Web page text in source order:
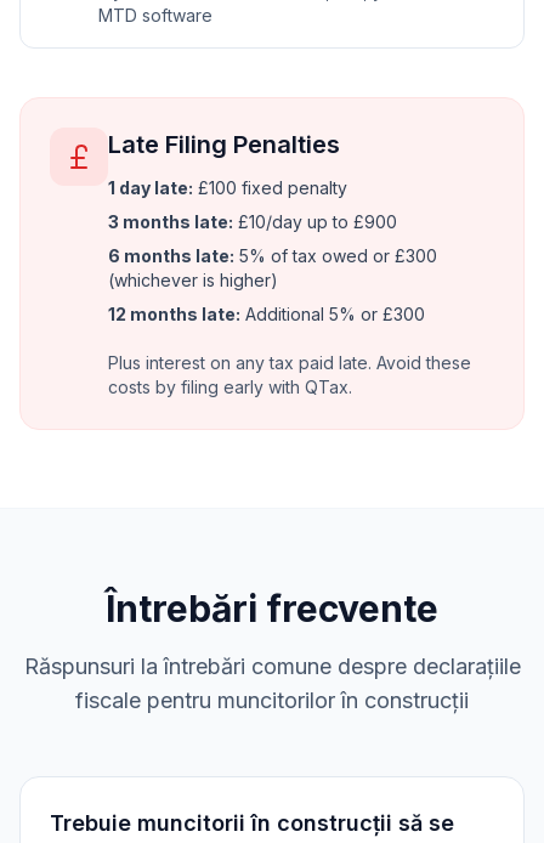
MTD software
Late Filing Penalties
1 day late: £100 fixed penalty
3 months late: £10/day up to £900
6 months late: 5% of tax owed or £300
(whichever is higher)
12 months late: Additional 5% or £300
Plus interest on any tax paid late. Avoid these
costs by filing early with QTax.
Întrebări frecvente
Răspunsuri la întrebări comune despre declarațiile
fiscale pentru muncitorilor în construcții
Trebuie muncitorii în construcții să se